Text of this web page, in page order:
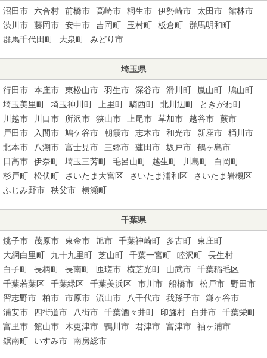
沼田市 六合村 前橋市 高崎市 桐生市 伊勢崎市 太田市
館林市
渋川市
藤岡市 安中市 吉岡町 玉村町 板倉町
群馬明和町
群馬千代田町
大泉町 みどり市
埼玉県
行田市 本庄市 東松山市 羽生市 深谷市 滑川町 嵐山町
鳩山町
埼玉美里町
埼玉神川町 上里町 騎西町 北川辺町
ときがわ町
川越市
川口市 所沢市 狭山市 上尾市 草加市 越谷市
蕨市
戸田市
入間市 鳩ケ谷市 朝霞市 志木市 和光市 新座市
桶川市
北本市
八潮市 富士見市 三郷市 蓮田市 坂戸市
鶴ヶ島市
日高市
伊奈町 埼玉三芳町 毛呂山町 越生町 川島町
白岡町
杉戸町
松伏町 さいたま大宮区 さいたま浦和区
さいたま岩槻区
ふじみ野市
秩父市 横瀬町
千葉県
銚子市 茂原市 東金市 旭市 千葉神崎町 多古町
東庄町
大網白里町
九十九里町 芝山町 千葉一宮町 睦沢町
長生村
白子町
長柄町 長南町 匝瑳市 横芝光町 山武市
千葉稲毛区
千葉若葉区
千葉緑区 千葉美浜区 市川市 船橋市 松戸市
野田市
習志野市
柏市 市原市 流山市 八千代市 我孫子市
鎌ヶ谷市
浦安市
四街道市 八街市 千葉酒々井町 印旛村 白井市
千葉栄町
富里市
館山市 木更津市 鴨川市 君津市 富津市
袖ヶ浦市
鋸南町
いすみ市 南房総市